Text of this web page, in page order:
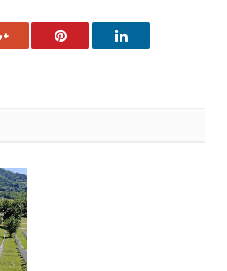
Google+ Pinterest LinkedIn